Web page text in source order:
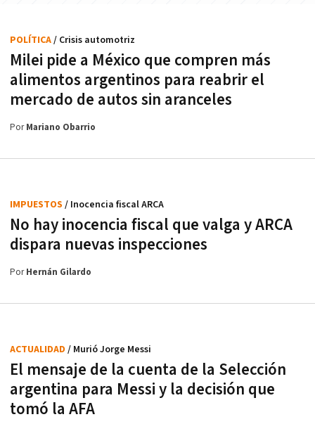
Milei pide a México que compren más
alimentos argentinos para reabrir el
mercado de autos sin aranceles
POLÍTICA/ Crisis automotriz
PorMariano Obarrio
No hay inocencia fiscal que valga y ARCA
dispara nuevas inspecciones
IMPUESTOS / Inocencia fiscal ARCA
PorHernán Gilardo
El mensaje de la cuenta de la Selección
argentina para Messi y la decisión que
tomó la AFA
ACTUALIDAD / Murió Jorge Messi